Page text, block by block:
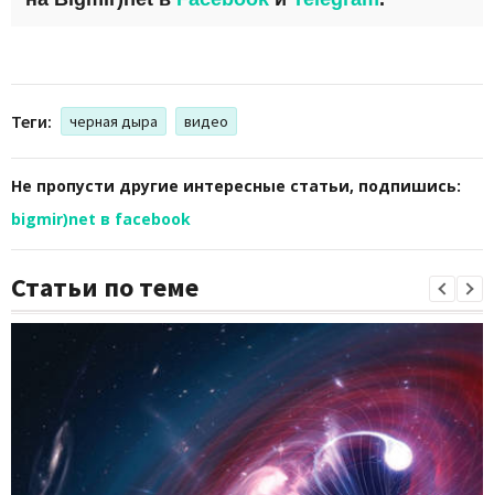
Теги: черная дыра видео
Не пропусти другие интересные статьи, подпишись:
bigmir)net в facebook
Статьи по теме